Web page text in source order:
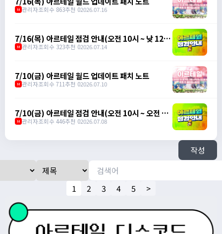
M 관리자조회수 863추천 02026.07.16
7/16(목) 아르테일 점검 안내(오전 10시 ~ 낮 12
시)
M 관리자조회수 323추천 02026.07.14
7/10(금) 아르테일 월드 업데이트 패치 노트
M 관리자조회수 711추천 02026.07.10
7/10(금) 아르테일 점검 안내(오전 10시 ~ 오전 11
시)
M 관리자조회수 446추천 02026.07.08
작성
1 2 3 4 5 >